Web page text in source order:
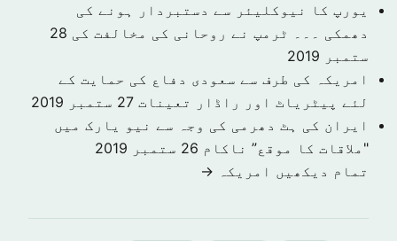
یورپ کا نیوکلیئر سے دستبردار ہونے کی
دھمکی ۔۔۔ ٹرمپ نے روحانی کی مخالفت کی 28
ستمبر 2019
امریکہ کی طرف سے سعودی دفاع کی حمایت کے
لئے پیٹریاٹ اور راڈار تعینات 27 ستمبر 2019
ایران کی ہٹ دھرمی کی وجہ سے نیو یارک میں
"ملاقات کا موقع” ناکام 26 ستمبر 2019
تمام دیکھیں امريكہ →